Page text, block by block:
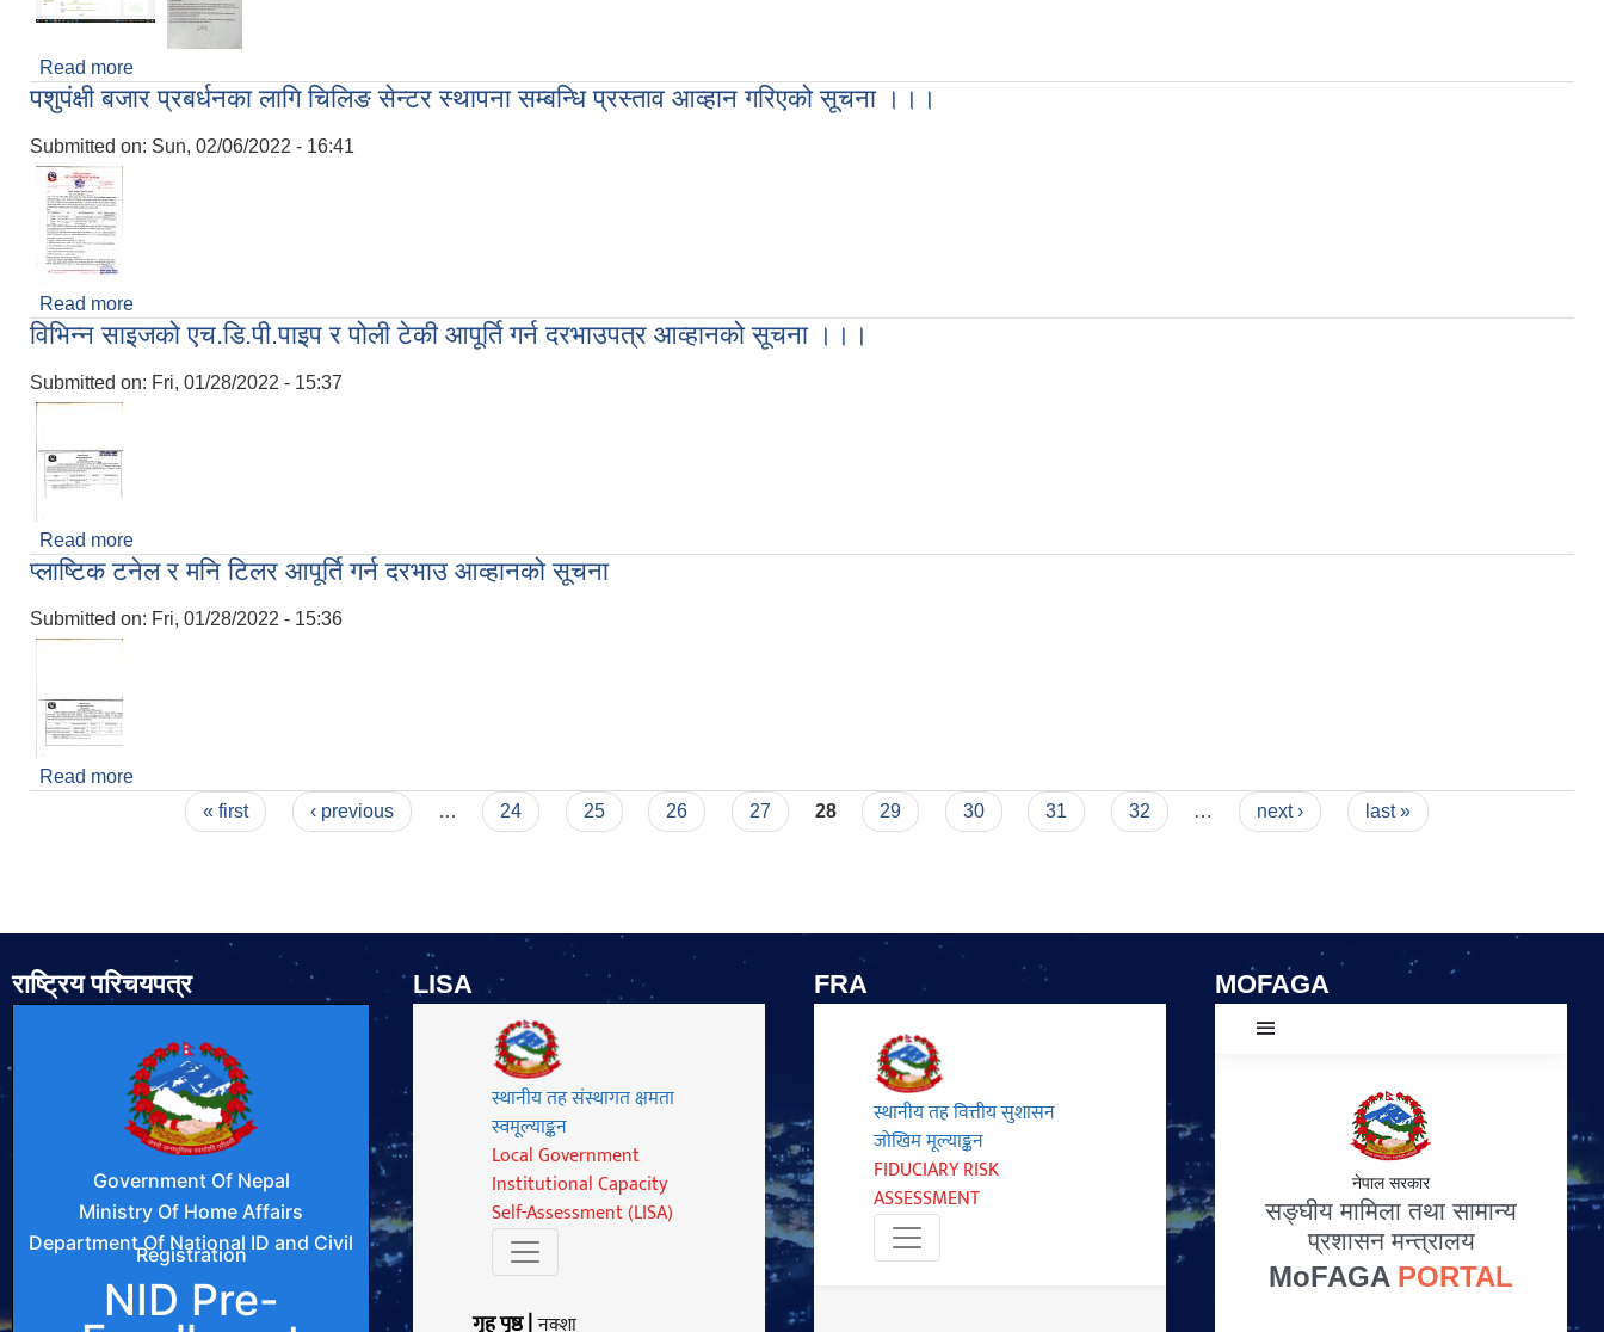
Read more
पशुपंक्षी बजार प्रबर्धनका लागि चिलिङ सेन्टर स्थापना सम्बन्धि प्रस्ताव आव्हान गरिएको सूचना ।।।
Submitted on: Sun, 02/06/2022 - 16:41
Read more
विभिन्न साइजको एच.डि.पी.पाइप र पोली टेकी आपूर्ति गर्न दरभाउपत्र आव्हानको सूचना ।।।
Submitted on: Fri, 01/28/2022 - 15:37
Read more
प्लाष्टिक टनेल र मनि टिलर आपूर्ति गर्न दरभाउ आव्हानको सूचना
Submitted on: Fri, 01/28/2022 - 15:36
Read more
« first ‹ previous … 24 25 26 27 28 29 30 31 32 … next › last »
राष्ट्रिय परिचयपत्र LISA FRA MOFAGA